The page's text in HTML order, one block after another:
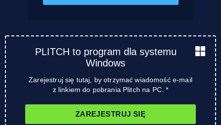
PLITCH to program dla systemu
Windows
Zarejestruj się tutaj, by otrzymać wiadomość e-mail
z linkiem do pobrania Plitch na PC. *
ZAREJESTRUJ SIĘ